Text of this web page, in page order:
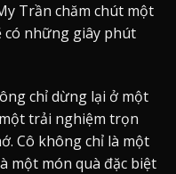
Trần chăm chút một
có những giây phút
chỉ dừng lại ở một
trải nghiệm trọn
Cô không chỉ là một
một món quà đặc biệt